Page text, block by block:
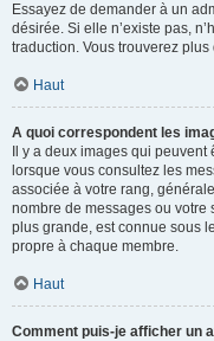
Essayez de demander à un
désirée. Si elle n’existe pas,
traduction. Vous trouverez plus
Haut
A quoi correspondent les
Il y a deux images qui
lorsque vous consultez les
associée à votre rang,
nombre de messages ou votre
plus grande, est connue sous
propre à chaque membre.
Haut
Comment puis-je afficher un